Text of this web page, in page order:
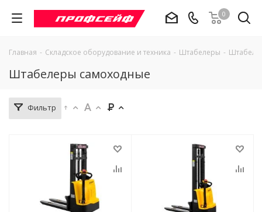
0
Главная - Складское оборудование и техника - Штабелеры -
Штабелеры самоходные
Фильтр